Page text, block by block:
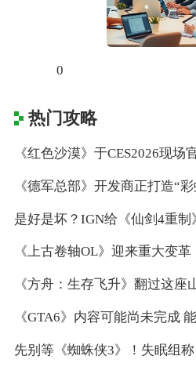
0
热门攻略
《红色沙漠》于CES2026现场
是好是坏？IGN给《仙剑4重制
《GTA6》内容可能尚未完成